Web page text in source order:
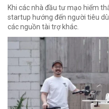
Khi các nhà đầu tư mạo hiểm
startup hướng đến người tiêu
các nguồn tài trợ khác.